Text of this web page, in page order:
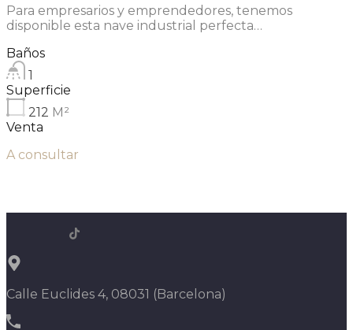
Para empresarios y emprendedores, tenemos
disponible esta nave industrial perfecta…
Baños
1
Superficie
212 M²
Venta
A consultar
Calle Euclides 4, 08031 (Barcelona)